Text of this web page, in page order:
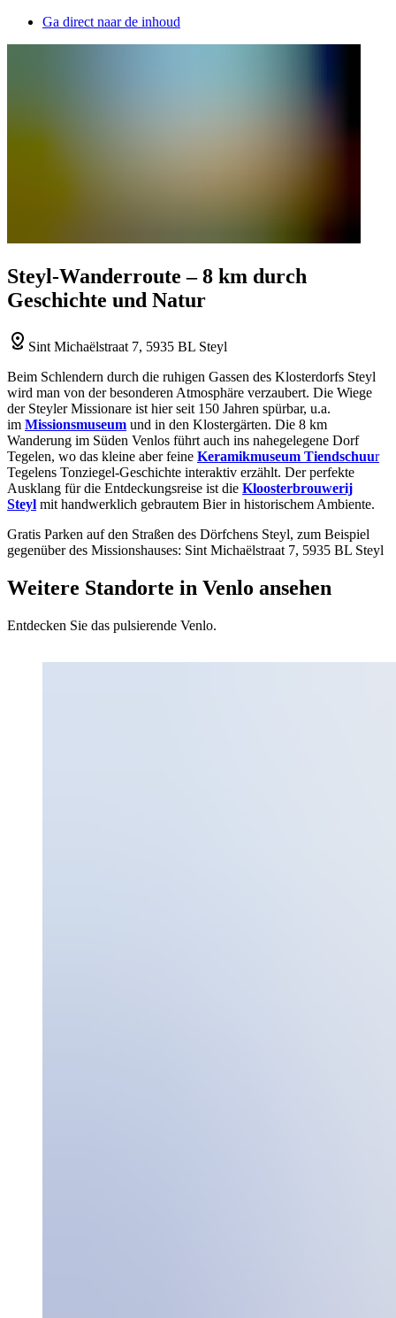
Ga direct naar de inhoud
Steyl-Wanderroute – 8 km durch
Geschichte und Natur
Sint Michaëlstraat 7, 5935 BL Steyl
Beim Schlendern durch die ruhigen Gassen des Klosterdorfs Steyl
wird man von der besonderen Atmosphäre verzaubert. Die Wiege
der Steyler Missionare ist hier seit 150 Jahren spürbar, u.a.
im Missionsmuseum und in den Klostergärten. Die 8 km
Wanderung im Süden Venlos führt auch ins nahegelegene Dorf
Tegelen, wo das kleine aber feine Keramikmuseum Tiendschuur
Tegelens Tonziegel-Geschichte interaktiv erzählt. Der perfekte
Ausklang für die Entdeckungsreise ist die Kloosterbrouwerij
Steyl mit handwerklich gebrautem Bier in historischem Ambiente.
Gratis Parken auf den Straßen des Dörfchens Steyl, zum Beispiel
gegenüber des Missionshauses: Sint Michaëlstraat 7, 5935 BL Steyl
Weitere Standorte in Venlo ansehen
Entdecken Sie das pulsierende Venlo.